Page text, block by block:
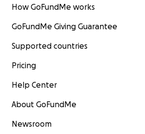
How GoFundMe works
GoFundMe Giving Guarantee
Supported countries
Pricing
Help Center
About GoFundMe
Newsroom